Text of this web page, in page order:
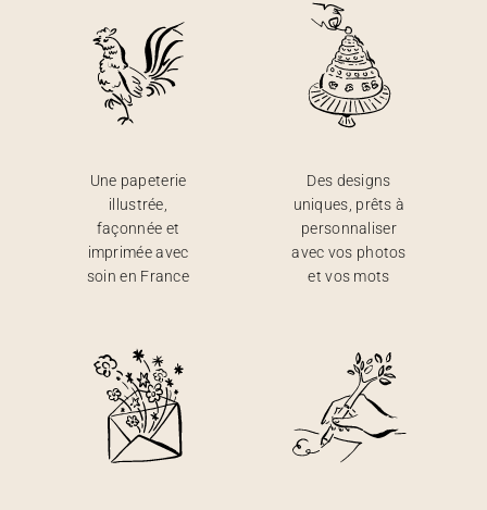
Une papeterie
illustrée,
façonnée et
imprimée avec
soin en France
Des designs
uniques, prêts à
personnaliser
avec vos photos
et vos mots